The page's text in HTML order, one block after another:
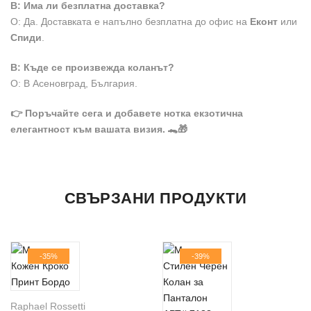
В: Има ли безплатна доставка?
О: Да. Доставката е напълно безплатна до офис на Еконт или
Спиди
В: Къде се произвежда коланът?
О: В Асеновград, България.
👉 Поръчайте сега и добавете нотка екзотична
елегантност към вашата визия. 🐊🎁
Материал
Цвят
Матова Плочка, 33 мм”
Вашият имейл адрес няма да бъде публикуван.
Задължителните полета са отбелязани с*
Адрес
СВЪРЗАНИ ПРОДУКТИ
-35%
Raphael Rossetti
-39%